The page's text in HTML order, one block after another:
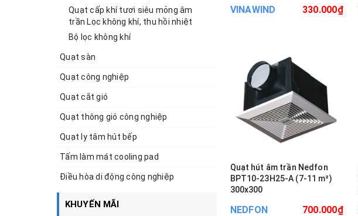
Quạt cấp khí tươi siêu mỏng âm
trần Lọc không khí, thu hồi nhiệt
Bộ lọc không khí
Quạt sàn
Quạt công nghiệp
Quạt cắt gió
Quạt thông gió công nghiệp
Quạt ly tâm hút bếp
Tấm làm mát cooling pad
Điều hòa di động công nghiệp
KHUYẾN MÃI
VINAWIND 330.000₫
Quạt hút âm trần Nedfon
BPT10-23H25-A (7-11 m²)
300x300
NEDFON 700.000₫